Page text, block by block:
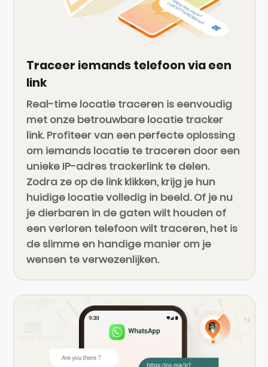
Traceer iemands telefoon via een
link
Real-time locatie traceren is eenvoudig
met onze betrouwbare locatie tracker
link. Profiteer van een perfecte oplossing
om iemands locatie te traceren door een
unieke IP-adres trackerlink te delen.
Zodra ze op de link klikken, krijg je hun
huidige locatie volledig in beeld. Of je nu
je dierbaren in de gaten wilt houden of
een verloren telefoon wilt traceren, het is
de slimme en handige manier om je
wensen te verwezenlijken.